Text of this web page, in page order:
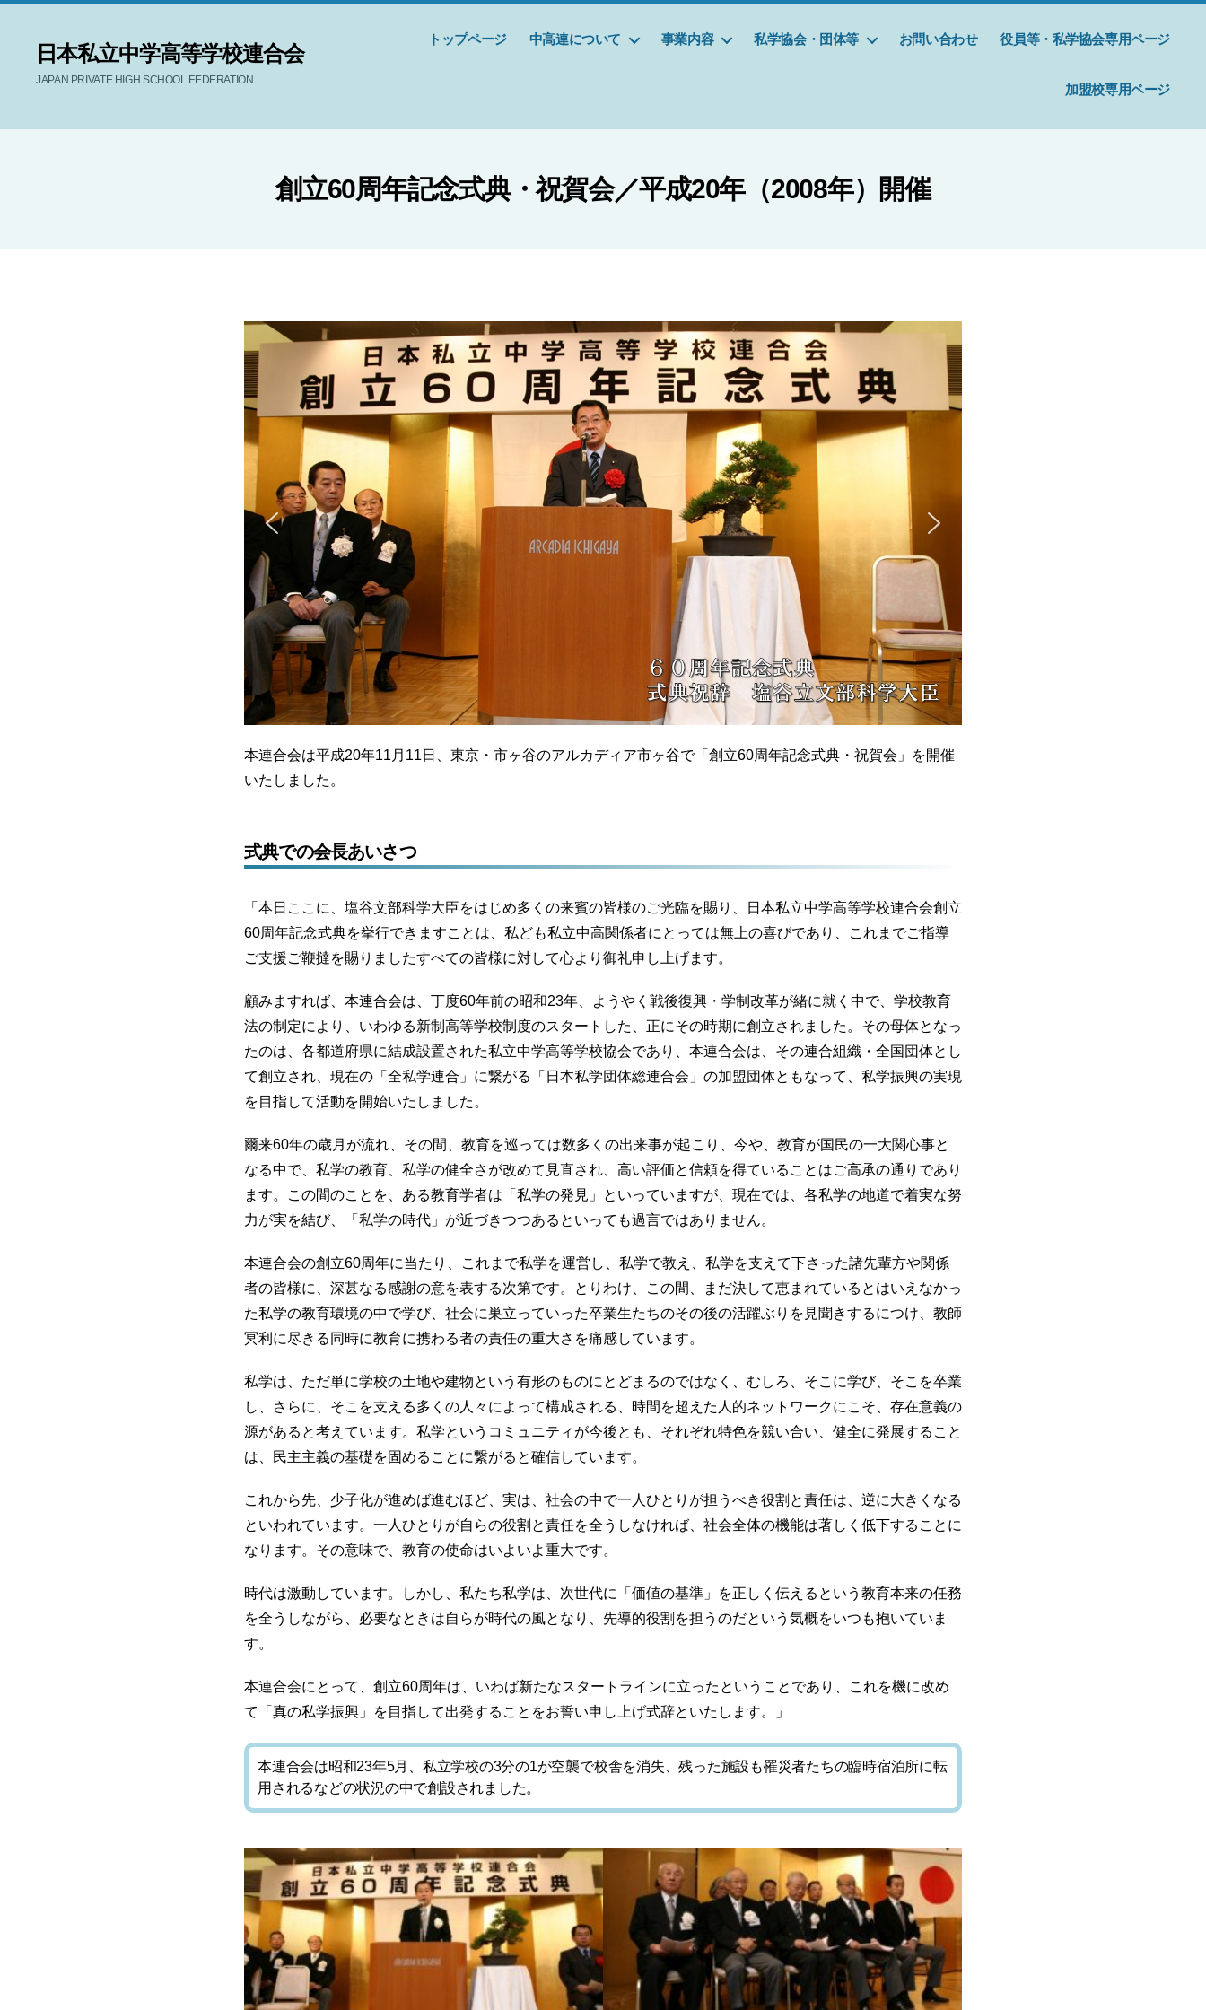
日本私立中学高等学校連合会
JAPAN PRIVATE HIGH SCHOOL FEDERATION
トップページ 中高連について 事業内容 私学協会・団体等 お問い合わせ 役員等・私学協会専用ページ
加盟校専用ページ
創立60周年記念式典・祝賀会／平成20年（2008年）開催
本連合会は平成20年11月11日、東京・市ヶ谷のアルカディア市ヶ谷で「創立60周年記念式典・祝賀会」を開催
いたしました。
式典での会長あいさつ
「本日ここに、塩谷文部科学大臣をはじめ多くの来賓の皆様のご光臨を賜り、日本私立中学高等学校連合会創立
60周年記念式典を挙行できますことは、私ども私立中高関係者にとっては無上の喜びであり、これまでご指導
ご支援ご鞭撻を賜りましたすべての皆様に対して心より御礼申し上げます。
顧みますれば、本連合会は、丁度60年前の昭和23年、ようやく戦後復興・学制改革が緒に就く中で、学校教育
法の制定により、いわゆる新制高等学校制度のスタートした、正にその時期に創立されました。その母体となっ
たのは、各都道府県に結成設置された私立中学高等学校協会であり、本連合会は、その連合組織・全国団体とし
て創立され、現在の「全私学連合」に繋がる「日本私学団体総連合会」の加盟団体ともなって、私学振興の実現
を目指して活動を開始いたしました。
爾来60年の歳月が流れ、その間、教育を巡っては数多くの出来事が起こり、今や、教育が国民の一大関心事と
なる中で、私学の教育、私学の健全さが改めて見直され、高い評価と信頼を得ていることはご高承の通りであり
ます。この間のことを、ある教育学者は「私学の発見」といっていますが、現在では、各私学の地道で着実な努
力が実を結び、「私学の時代」が近づきつつあるといっても過言ではありません。
本連合会の創立60周年に当たり、これまで私学を運営し、私学で教え、私学を支えて下さった諸先輩方や関係
者の皆様に、深甚なる感謝の意を表する次第です。とりわけ、この間、まだ決して恵まれているとはいえなかっ
た私学の教育環境の中で学び、社会に巣立っていった卒業生たちのその後の活躍ぶりを見聞きするにつけ、教師
冥利に尽きる同時に教育に携わる者の責任の重大さを痛感しています。
私学は、ただ単に学校の土地や建物という有形のものにとどまるのではなく、むしろ、そこに学び、そこを卒業
し、さらに、そこを支える多くの人々によって構成される、時間を超えた人的ネットワークにこそ、存在意義の
源があると考えています。私学というコミュニティが今後とも、それぞれ特色を競い合い、健全に発展すること
は、民主主義の基礎を固めることに繋がると確信しています。
これから先、少子化が進めば進むほど、実は、社会の中で一人ひとりが担うべき役割と責任は、逆に大きくなる
といわれています。一人ひとりが自らの役割と責任を全うしなければ、社会全体の機能は著しく低下することに
なります。その意味で、教育の使命はいよいよ重大です。
時代は激動しています。しかし、私たち私学は、次世代に「価値の基準」を正しく伝えるという教育本来の任務
を全うしながら、必要なときは自らが時代の風となり、先導的役割を担うのだという気概をいつも抱いていま
す。
本連合会にとって、創立60周年は、いわば新たなスタートラインに立ったということであり、これを機に改め
て「真の私学振興」を目指して出発することをお誓い申し上げ式辞といたします。」
本連合会は昭和23年5月、私立学校の3分の1が空襲で校舎を消失、残った施設も罹災者たちの臨時宿泊所に転
用されるなどの状況の中で創設されました。